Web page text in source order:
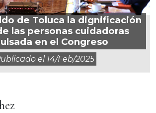
de Toluca la dignificación
las personas cuidadoras
en el Congreso
el 14/feb/2025